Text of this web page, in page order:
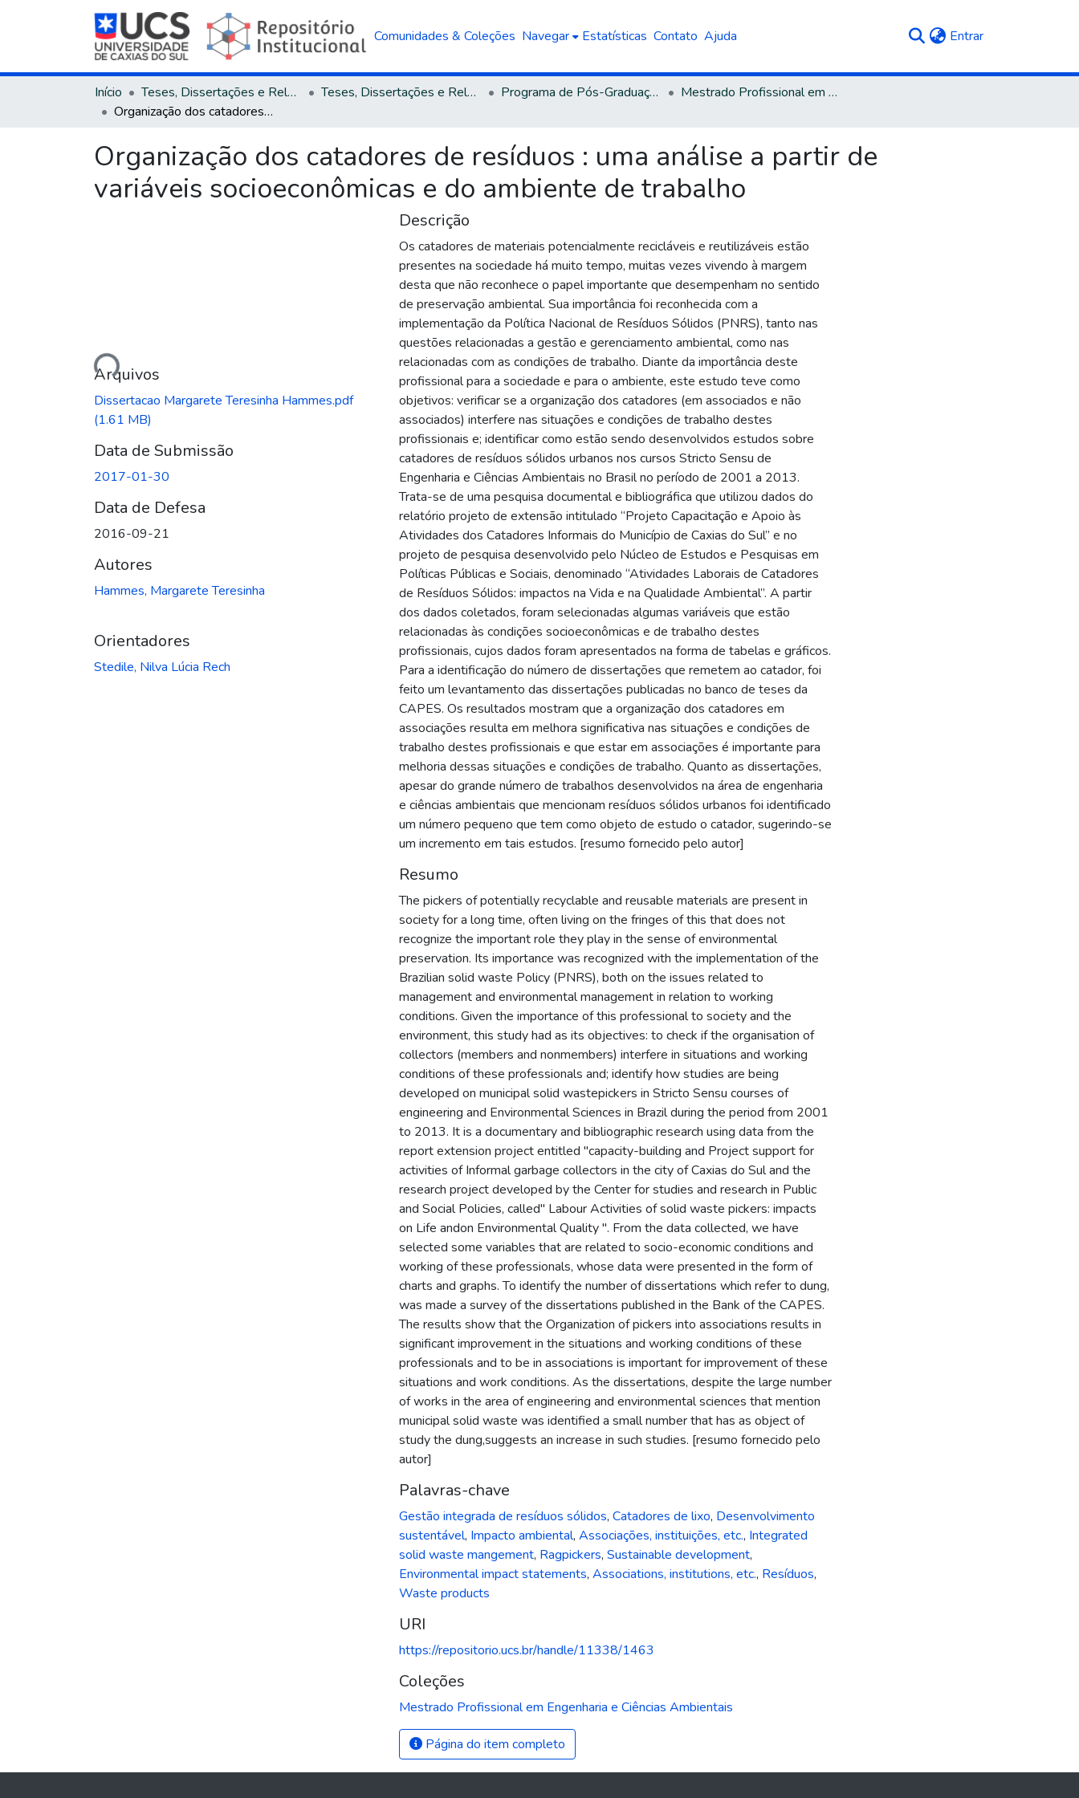
Comunidades & Coleções Navegar Estatísticas Contato Ajuda Entrar(current)
Início Teses, Dissertações e Relatórios Teses, Dissertações e Relatórios defendidos na UCS Programa de Pós-Graduação em Engenharia e Ciências Ambientais
Mestrado Profissional em Engenharia e Ciências Ambientais
Organização dos catadores de resíduos : uma análise a partir de variáveis socioeconômicas e do ambiente de trabalho
Organização dos catadores de resíduos : uma análise a partir de
variáveis socioeconômicas e do ambiente de trabalho
Carregando...
Arquivos
Dissertacao Margarete Teresinha Hammes.pdf
(1.61 MB)
Data de Submissão
2017-01-30
Data de Defesa
2016-09-21
Autores
Hammes, Margarete Teresinha
Orientadores
Stedile, Nilva Lúcia Rech
Descrição
Os catadores de materiais potencialmente recicláveis e reutilizáveis estão
presentes na sociedade há muito tempo, muitas vezes vivendo à margem
desta que não reconhece o papel importante que desempenham no sentido
de preservação ambiental. Sua importância foi reconhecida com a
implementação da Política Nacional de Resíduos Sólidos (PNRS), tanto nas
questões relacionadas a gestão e gerenciamento ambiental, como nas
relacionadas com as condições de trabalho. Diante da importância deste
profissional para a sociedade e para o ambiente, este estudo teve como
objetivos: verificar se a organização dos catadores (em associados e não
associados) interfere nas situações e condições de trabalho destes
profissionais e; identificar como estão sendo desenvolvidos estudos sobre
catadores de resíduos sólidos urbanos nos cursos Stricto Sensu de
Engenharia e Ciências Ambientais no Brasil no período de 2001 a 2013.
Trata-se de uma pesquisa documental e bibliográfica que utilizou dados do
relatório projeto de extensão intitulado “Projeto Capacitação e Apoio às
Atividades dos Catadores Informais do Município de Caxias do Sul” e no
projeto de pesquisa desenvolvido pelo Núcleo de Estudos e Pesquisas em
Políticas Públicas e Sociais, denominado “Atividades Laborais de Catadores
de Resíduos Sólidos: impactos na Vida e na Qualidade Ambiental”. A partir
dos dados coletados, foram selecionadas algumas variáveis que estão
relacionadas às condições socioeconômicas e de trabalho destes
profissionais, cujos dados foram apresentados na forma de tabelas e gráficos.
Para a identificação do número de dissertações que remetem ao catador, foi
feito um levantamento das dissertações publicadas no banco de teses da
CAPES. Os resultados mostram que a organização dos catadores em
associações resulta em melhora significativa nas situações e condições de
trabalho destes profissionais e que estar em associações é importante para
melhoria dessas situações e condições de trabalho. Quanto as dissertações,
apesar do grande número de trabalhos desenvolvidos na área de engenharia
e ciências ambientais que mencionam resíduos sólidos urbanos foi identificado
um número pequeno que tem como objeto de estudo o catador, sugerindo-se
um incremento em tais estudos. [resumo fornecido pelo autor]
Resumo
The pickers of potentially recyclable and reusable materials are present in
society for a long time, often living on the fringes of this that does not
recognize the important role they play in the sense of environmental
preservation. Its importance was recognized with the implementation of the
Brazilian solid waste Policy (PNRS), both on the issues related to
management and environmental management in relation to working
conditions. Given the importance of this professional to society and the
environment, this study had as its objectives: to check if the organisation of
collectors (members and nonmembers) interfere in situations and working
conditions of these professionals and; identify how studies are being
developed on municipal solid wastepickers in Stricto Sensu courses of
engineering and Environmental Sciences in Brazil during the period from 2001
to 2013. It is a documentary and bibliographic research using data from the
report extension project entitled "capacity-building and Project support for
activities of Informal garbage collectors in the city of Caxias do Sul and the
research project developed by the Center for studies and research in Public
and Social Policies, called" Labour Activities of solid waste pickers: impacts
on Life andon Environmental Quality ". From the data collected, we have
selected some variables that are related to socio-economic conditions and
working of these professionals, whose data were presented in the form of
charts and graphs. To identify the number of dissertations which refer to dung,
was made a survey of the dissertations published in the Bank of the CAPES.
The results show that the Organization of pickers into associations results in
significant improvement in the situations and working conditions of these
professionals and to be in associations is important for improvement of these
situations and work conditions. As the dissertations, despite the large number
of works in the area of engineering and environmental sciences that mention
municipal solid waste was identified a small number that has as object of
study the dung,suggests an increase in such studies. [resumo fornecido pelo
autor]
Palavras-chave
Gestão integrada de resíduos sólidos, Catadores de lixo, Desenvolvimento
sustentável, Impacto ambiental, Associações, instituições, etc., Integrated
solid waste mangement, Ragpickers, Sustainable development,
Environmental impact statements, Associations, institutions, etc., Resíduos,
Waste products
URI
https://repositorio.ucs.br/handle/11338/1463
Coleções
Mestrado Profissional em Engenharia e Ciências Ambientais
Página do item completo